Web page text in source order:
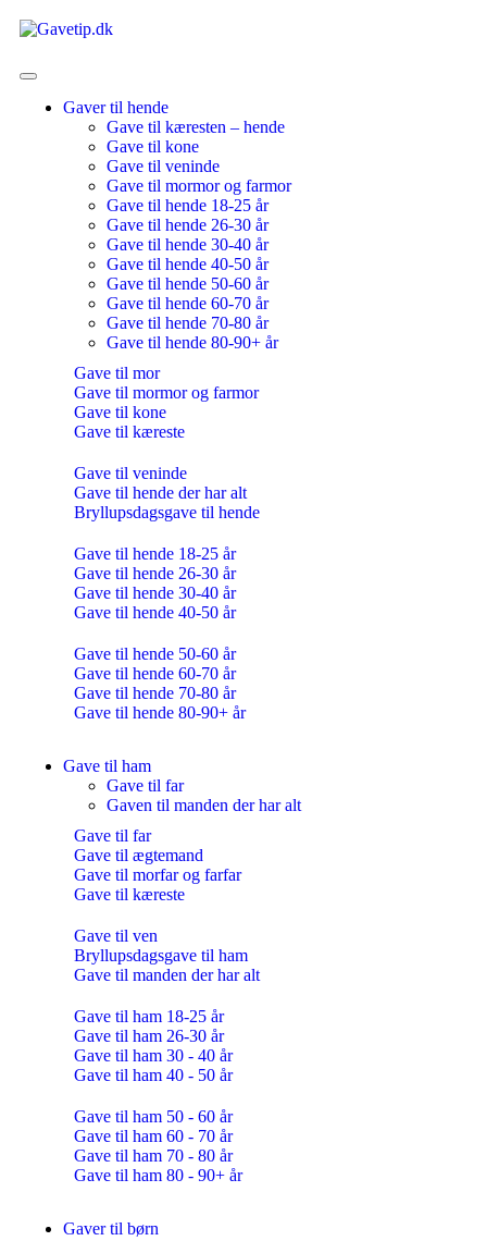
Gaver til hende
Gave til kæresten – hende
Gave til kone
Gave til veninde
Gave til mormor og farmor
Gave til hende 18-25 år
Gave til hende 26-30 år
Gave til hende 30-40 år
Gave til hende 40-50 år
Gave til hende 50-60 år
Gave til hende 60-70 år
Gave til hende 70-80 år
Gave til hende 80-90+ år
Gave til mor
Gave til mormor og farmor
Gave til kone
Gave til kæreste
Gave til veninde
Gave til hende der har alt
Bryllupsdagsgave til hende
Gave til hende 18-25 år
Gave til hende 26-30 år
Gave til hende 30-40 år
Gave til hende 40-50 år
Gave til hende 50-60 år
Gave til hende 60-70 år
Gave til hende 70-80 år
Gave til hende 80-90+ år
Gave til ham
Gave til far
Gaven til manden der har alt
Gave til far
Gave til ægtemand
Gave til morfar og farfar
Gave til kæreste
Gave til ven
Bryllupsdagsgave til ham
Gave til manden der har alt
Gave til ham 18-25 år
Gave til ham 26-30 år
Gave til ham 30 - 40 år
Gave til ham 40 - 50 år
Gave til ham 50 - 60 år
Gave til ham 60 - 70 år
Gave til ham 70 - 80 år
Gave til ham 80 - 90+ år
Gaver til børn